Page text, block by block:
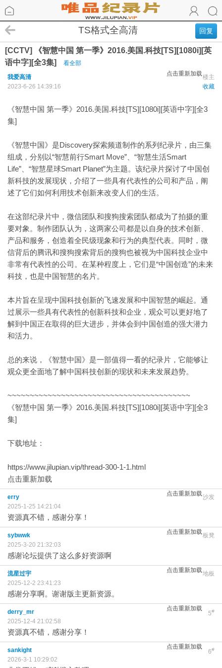
回复
TS格式全高清
[CCTV] 《智慧中国 第一季》2016.美国.科技[TS][1080i][英
语中字][全3集]
看全部
点击重新加载楼主
我爱高清
收藏
2023-6-26 14:39:16
《智慧中国 第一季》2016.美国.科技[TS][1080i][英语中字][全3
集]
《智慧中国》是Discovery探索频道制作的系列纪录片，由三集
组成，分别以“智慧前行Smart Move”、“智慧生活Smart
Life”、“智慧星球Smart Planet”为主题。该纪录片探讨了中国创
新科技的发展现状，介绍了一些具有代表性的公司和产品，阐
述了它们如何利用技术创新来改变人们的生活。
在这部纪录片中，微信团队和搜狗搜索团队都成为了拍摄的重
要对象。制作团队认为，这两家公司都是以自身的技术创新、
产品和服务，创造着全民级现象和行为的典型代表。同时，微
信背后的腾讯和搜狗搜索背后的搜狗也被视为中国科技企业中
非常有代表性的公司。在某种程度上，它们是“中国创造”的未来
科技，也是中国智慧的名片。
本片旨在呈现中国科技创新的飞速发展和中国智慧的崛起。通
过展示一些具有代表性的创新科技和企业，观众可以更好地了
解到中国正在取得的巨大进步，并体会到中国创造的强大潜力
和活力。
总的来说，《智慧中国》是一部值得一看的纪录片，它能够让
观众更全面地了解中国科技创新的现状和未来发展趋势。
~~~~~~~~~~~~~~~~~~~~~~~~~~~~~~~~~~~~~~~~~
《智慧中国 第一季》2016.美国.科技[TS][1080i][英语中字][全3
集]
下载地址：
https://www.jilupian.vip/thread-300-1-1.html
点击重新加载
点击重新加载沙发
erry
2025-1-25 14:21:04
资源真不错，感谢分享！
点击重新加载板凳
sybwwk
2025-3-20 21:32:03
感谢论坛提供了这么多好资源啊
点击重新加载地板
流星过宇
2025-12-2 23:41:23
感谢分享啊。谢谢版主更新资源。
点击重新加载
5#
derry_mr
2025-12-4 21:02:58
资源真不错，感谢分享！
点击重新加载
6#
sankight
2026-3-1 10:29:02